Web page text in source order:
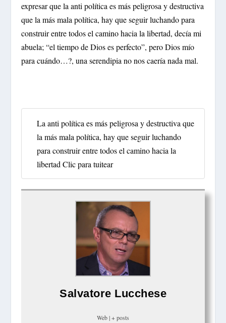
expresar que la anti política es más peligrosa y destructiva
que la más mala política, hay que seguir luchando para
construir entre todos el camino hacia la libertad, decía mi
abuela; “el tiempo de Dios es perfecto”, pero Dios mío
para cuándo…?, una serendipia no nos caería nada mal.
La anti política es más peligrosa y destructiva que
la más mala política, hay que seguir luchando
para construir entre todos el camino hacia la
libertad Clic para tuitear
Salvatore Lucchese
Web|+ posts